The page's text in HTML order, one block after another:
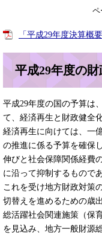
ペ
「平成29年度決算概
平成29年度の
平成29年度の国の予算は
て、経済再生と財政健全
経済再生に向けては、一
の推進に係る予算を確保
伸びと社会保障関係経費
に沿って抑制するもので
これを受け地方財政対策
切替えを進めるための歳
総活躍社会関連施策（保
を見込み、地方一般財源